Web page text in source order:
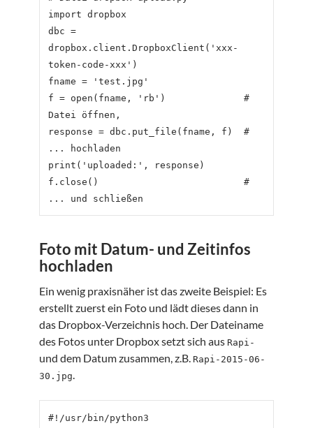
import dropbox
dbc =
dropbox.client.DropboxClient('xxx-
token-code-xxx')
fname = 'test.jpg'
f = open(fname, 'rb')              #
Datei öffnen,
response = dbc.put_file(fname, f)  #
... hochladen
print('uploaded:', response)
f.close()                          #
Foto mit Datum- und Zeitinfos
hochladen
Ein wenig praxisnäher ist das zweite Beispiel: Es
erstellt zuerst ein Foto und lädt dieses dann in
das Dropbox-Verzeichnis hoch. Der Dateiname
des Fotos unter Dropbox setzt sich aus Rapi-
und dem Datum zusammen, z.B. Rapi-2015-06-
30.jpg.
#!/usr/bin/python3